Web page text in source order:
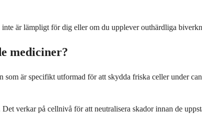
är lämpligt för dig eller om du upplever outhärdliga
mediciner?
är specifikt utformad för att skydda friska celler under
verkar på cellnivå för att neutralisera skador innan de